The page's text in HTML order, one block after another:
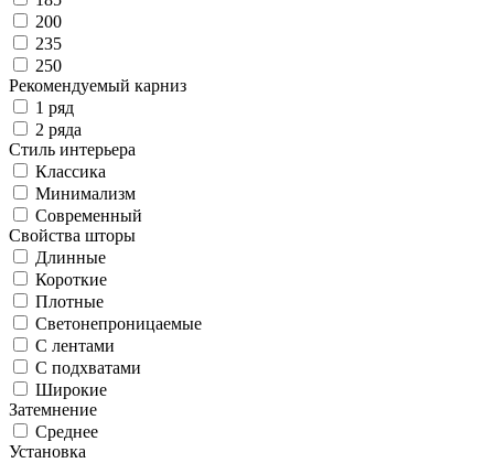
200
235
250
Рекомендуемый карниз
1 ряд
2 ряда
Стиль интерьера
Классика
Минимализм
Современный
Свойства шторы
Длинные
Короткие
Плотные
Светонепроницаемые
С лентами
С подхватами
Широкие
Затемнение
Среднее
Установка